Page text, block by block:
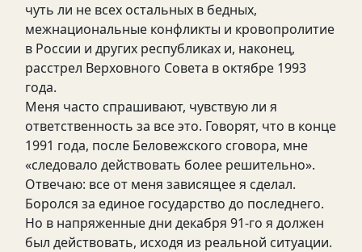
чуть ли не всех остальных в бедных,
межнациональные конфликты и кровопролитие
в России и других республиках и, наконец,
расстрел Верховного Совета в октябре 1993
года.
Меня часто спрашивают, чувствую ли я
ответственность за все это. Говорят, что в конце
1991 года, после Беловежского сговора, мне
«следовало действовать более решительно».
Отвечаю: все от меня зависящее я сделал.
Боролся за единое государство до последнего.
Но в напряженные дни декабря 91-го я должен
был действовать, исходя из реальной ситуации.